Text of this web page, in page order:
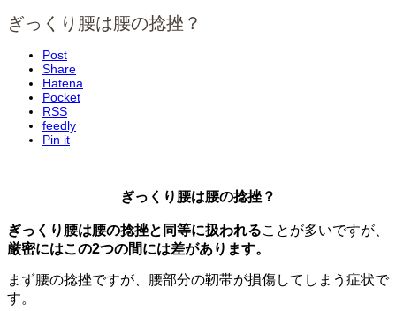
ぎっくり腰は腰の捻挫？
Post
Share
Hatena
Pocket
RSS
feedly
Pin it
ぎっくり腰は腰の捻挫？
ぎっくり腰は腰の捻挫と同等に扱われることが多いですが、
厳密にはこの2つの間には差があります。
まず腰の捻挫ですが、腰部分の靭帯が損傷してしまう症状で
す。